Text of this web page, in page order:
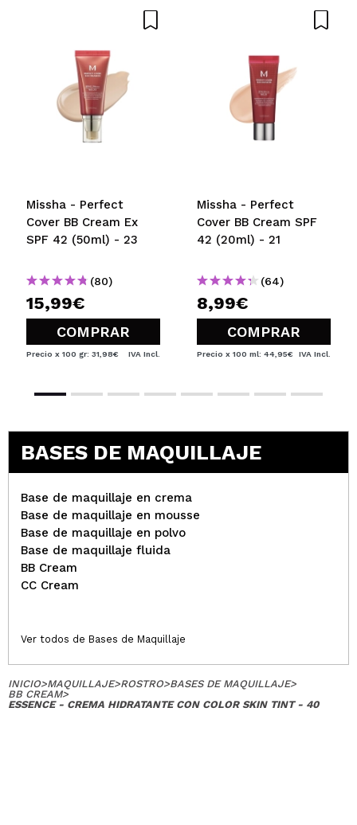
Missha - Perfect
Cover BB Cream Ex
SPF 42 (50ml) - 23
(80)
15,99€
COMPRAR
Precio x 100 gr: 31,98€ IVA Incl.
Missha - Perfect
Cover BB Cream SPF
42 (20ml) - 21
(64)
8,99€
COMPRAR
Precio x 100 ml: 44,95€ IVA Incl.
BASES DE MAQUILLAJE
Base de maquillaje en crema
Base de maquillaje en mousse
Base de maquillaje en polvo
Base de maquillaje fluida
BB Cream
CC Cream
Ver todos de Bases de Maquillaje
INICIO>MAQUILLAJE>ROSTRO>BASES DE MAQUILLAJE>
BB CREAM>
ESSENCE - CREMA HIDRATANTE CON COLOR SKIN TINT - 40